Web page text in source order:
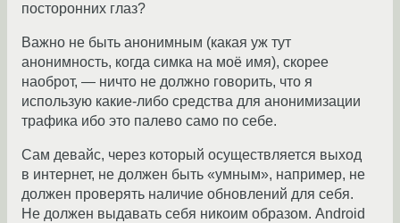
посторонних глаз?
Важно не быть анонимным (какая уж тут
анонимность, когда симка на моё имя), скорее
наоброт, — ничто не должно говорить, что я
использую какие-либо средства для анонимизации
трафика ибо это палево само по себе.
Сам девайс, через который осуществляется выход
в интернет, не должен быть «умным», например, не
должен проверять наличие обновлений для себя.
Не должен выдавать себя никоим образом. Android